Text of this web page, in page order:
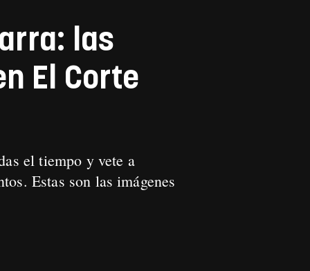
las
El Corte
el tiempo y vete a
Estas son las imágenes